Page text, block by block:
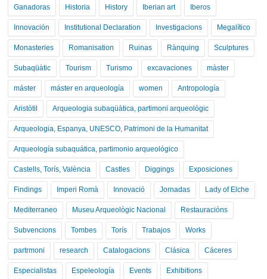
Ganadoras Historia History Iberian art Iberos
Innovación Institutional Declaration Investigacions Megalítico
Monasteries Romanisation Ruinas Rànquing Sculptures
Subaqüàtic Tourism Turismo excavaciones màster
máster máster en arqueología women Antropología
Aristòtil Arqueologia subaqüàtica, partimoni arqueològic
Arqueologia, Espanya, UNESCO, Patrimoni de la Humanitat
Arqueología subaquática, partimonio arqueológico
Castells, Torís, València Castles Diggings Exposiciones
Findings Imperi Romà Innovació Jornadas Lady of Elche
Mediterraneo Museu Arqueològic Nacional Restauracións
Subvencions Tombes Torís Trabajos Works
partrmoni research Catalogacions Clásica Cáceres
Especialistas Espeleología Events Exhibitions